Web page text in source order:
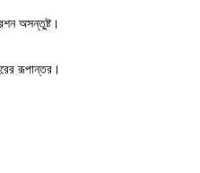
অসন্তুষ্ট।
রূপান্তর।